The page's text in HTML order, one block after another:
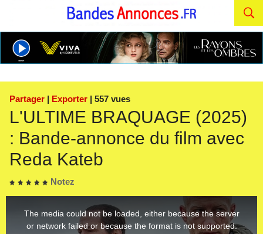
Partager | Exporter | 557 vues
L'ULTIME BRAQUAGE (2025)
: Bande-annonce du film avec
Reda Kateb
Notez